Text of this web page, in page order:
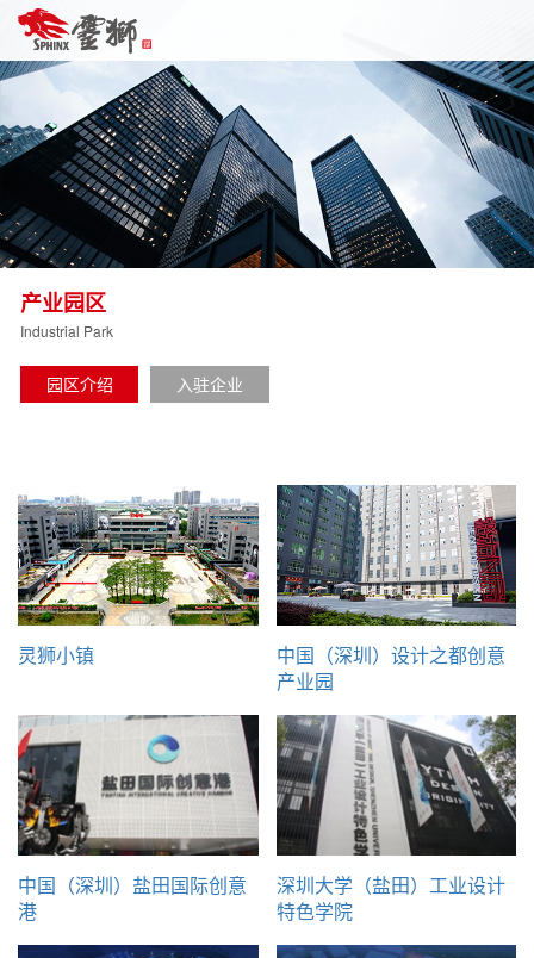
产业园区
Industrial Park
园区介绍 入驻企业
灵狮小镇
中国（深圳）设计之都创意
产业园
中国（深圳）盐田国际创意
港
深圳大学（盐田）工业设计
特色学院